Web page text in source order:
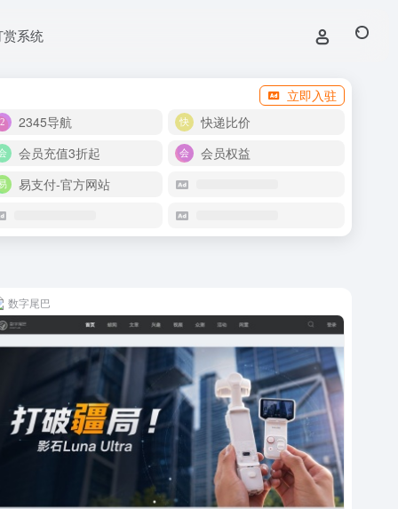
赏系统
立即入驻
2345导航
快递比价
会员充值3折起
会员权益
易支付-官方网站
数字尾巴